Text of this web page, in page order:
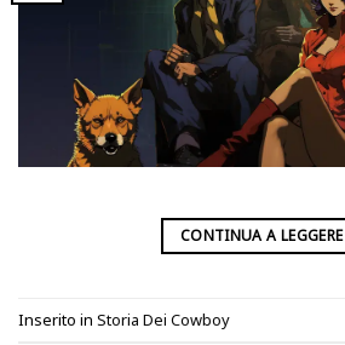
CONTINUA A LEGGERE
Inserito in Storia Dei Cowboy